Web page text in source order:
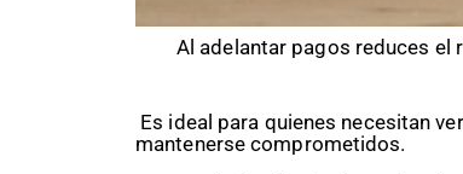
Al adelantar pagos reduces el
Es ideal para quienes necesitan
mantenerse comprometidos.